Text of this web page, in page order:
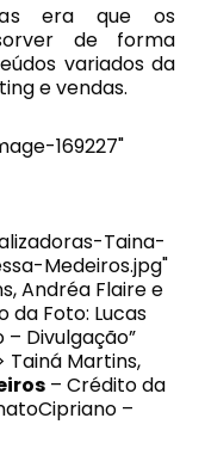
era que os
de forma
variados da
e vendas.
169227"
Taina-
Medeiros.jpg"
Andréa Flaire e
da Foto: Lucas
Divulgação”
Tainá Martins,
– Crédito da
–